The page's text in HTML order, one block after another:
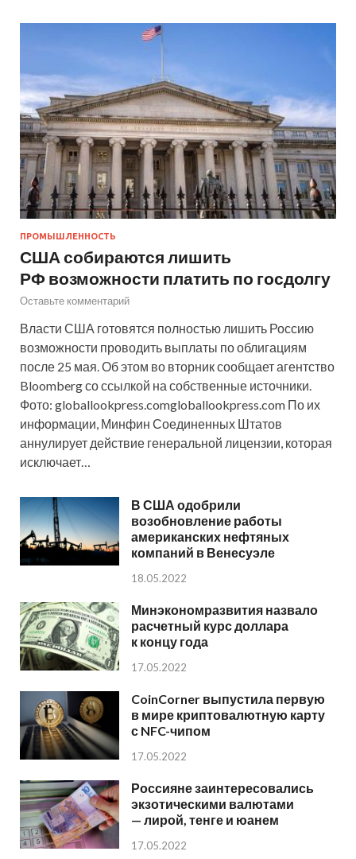
ПРОМЫШЛЕННОСТЬ
США собираются лишить
РФ возможности платить по госдолгу
Оставьте комментарий
Власти США готовятся полностью лишить Россию
возможности проводить выплаты по облигациям
после 25 мая. Об этом во вторник сообщает агентство
Bloomberg со ссылкой на собственные источники.
Фото: globallookpress.comgloballookpress.com По их
информации, Минфин Соединенных Штатов
аннулирует действие генеральной лицензии, которая
исключает…
В США одобрили
возобновление работы
американских нефтяных
компаний в Венесуэле
18.05.2022
Минэкономразвития назвало
расчетный курс доллара
к концу года
17.05.2022
CoinCorner выпустила первую
в мире криптовалютную карту
с NFC-чипом
17.05.2022
Россияне заинтересовались
экзотическими валютами
— лирой, тенге и юанем
17.05.2022